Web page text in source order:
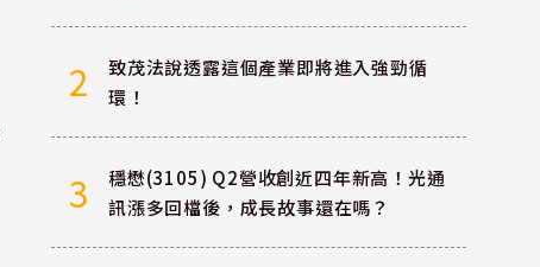
2
致茂法說透露這個產業即將進入強勁循
環！
3
穩懋(3105) Q2營收創近四年新高！光通
訊漲多回檔後，成長故事還在嗎？